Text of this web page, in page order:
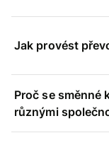
Jak provést
Proč se směnné
různými